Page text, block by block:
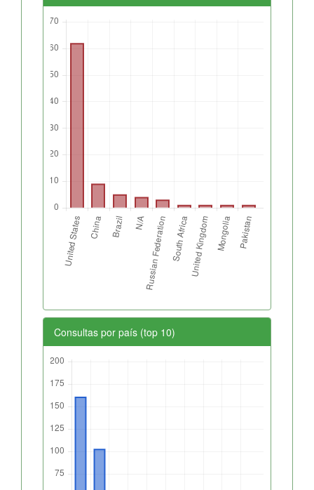
Consultas por país (top 10)